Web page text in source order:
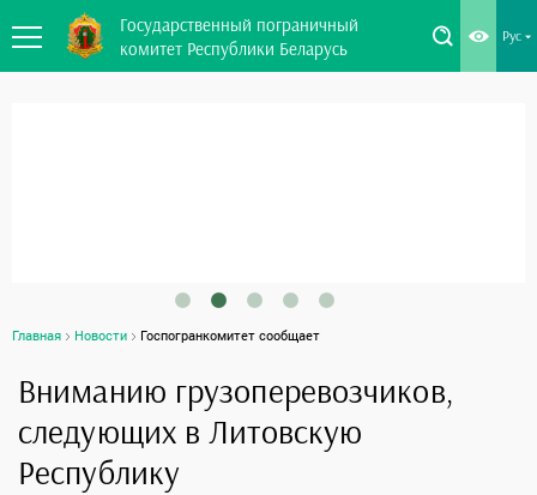
Государственный пограничный
комитет Республики Беларусь
Рус
Главная Новости Госпогранкомитет сообщает
Вниманию грузоперевозчиков,
следующих в Литовскую
Республику